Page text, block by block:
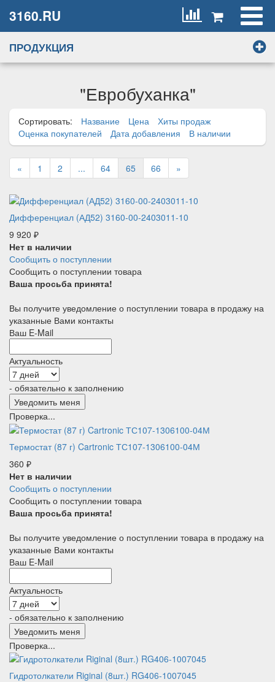
3160.RU
ПРОДУКЦИЯ
"Евробуханка"
Сортировать: Название Цена
Хиты продаж
Оценка покупателей
Дата добавления В наличии
« 1 2 ... 64 65 66 »
Дифференциал (АД52) 3160-00-2403011-10
9 920 ₽
Нет в наличии
Сообщить о поступлении
Сообщить о поступлении товара
Ваша просьба принята!
Вы получите уведомление о поступлении товара в продажу на
указанные Вами контакты
Ваш E-Mail
Актуальность
- обязательно к заполнению
Проверка...
Термостат (87 г) Cartronic ТС107-1306100-04М
360 ₽
Нет в наличии
Сообщить о поступлении
Сообщить о поступлении товара
Ваша просьба принята!
Вы получите уведомление о поступлении товара в продажу на
указанные Вами контакты
Ваш E-Mail
Актуальность
- обязательно к заполнению
Проверка...
Гидротолкатели Riginal (8шт.) RG406-1007045